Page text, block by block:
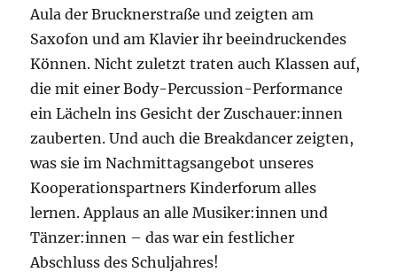
Aula der Brucknerstraße und zeigten am
Saxofon und am Klavier ihr beeindruckendes
Können. Nicht zuletzt traten auch Klassen auf,
die mit einer Body-Percussion-Performance
ein Lächeln ins Gesicht der Zuschauer:innen
zauberten. Und auch die Breakdancer zeigten,
was sie im Nachmittagsangebot unseres
Kooperationspartners Kinderforum alles
lernen. Applaus an alle Musiker:innen und
Tänzer:innen – das war ein festlicher
Abschluss des Schuljahres!